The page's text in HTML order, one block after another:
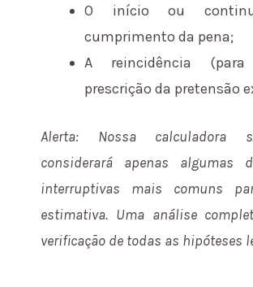
O início ou
cumprimento da pena;
A reincidência
prescrição da pretensão
Alerta: Nossa calculadora
considerará apenas algumas
interruptivas mais comuns
estimativa. Uma análise
verificação de todas as hipóteses